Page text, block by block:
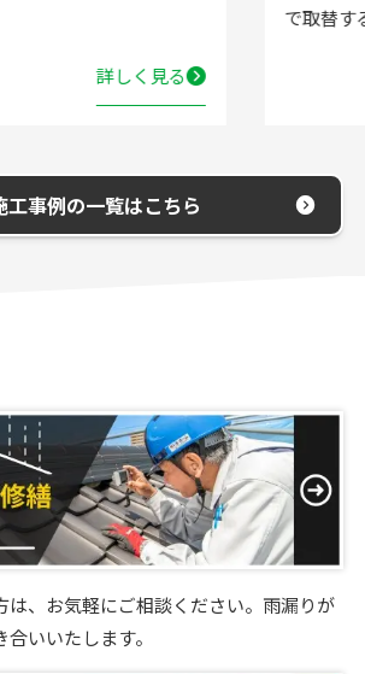
工事例の一覧はこちら
は、お気軽にご相談ください。雨漏りが
いいたします。